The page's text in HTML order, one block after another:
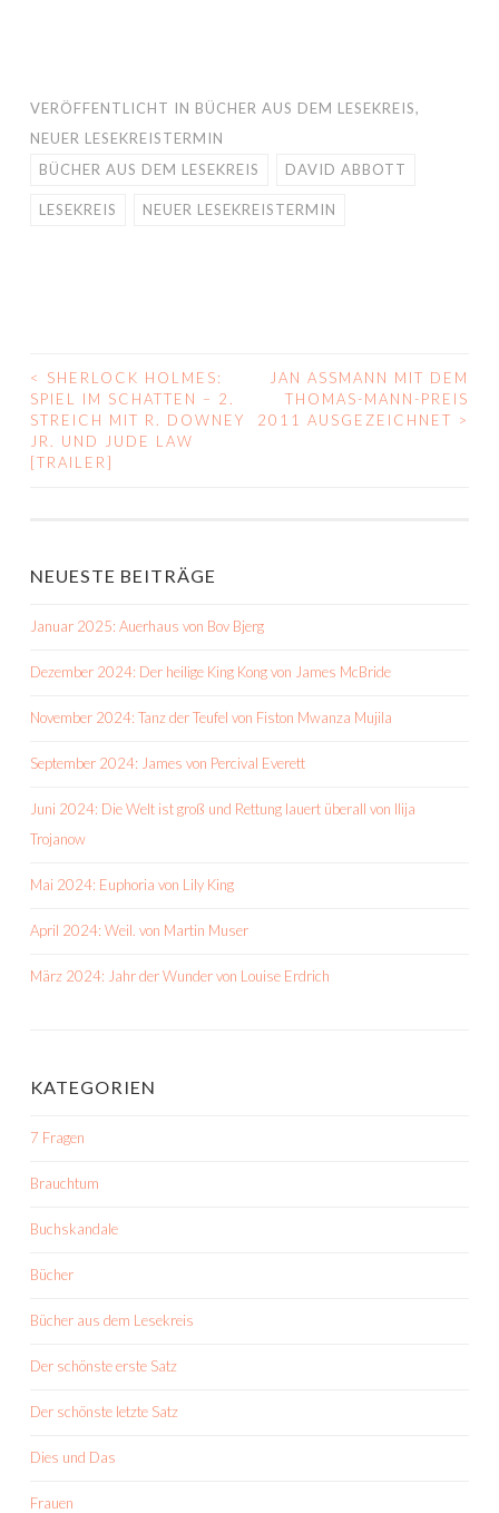
VERÖFFENTLICHT IN BÜCHER AUS DEM LESEKREIS,
NEUER LESEKREISTERMIN
BÜCHER AUS DEM LESEKREIS
DAVID ABBOTT
LESEKREIS NEUER LESEKREISTERMIN
BEITRAGS-
NAVIGATION
<
SHERLOCK HOLMES:
SPIEL IM SCHATTEN – 2.
STREICH MIT R. DOWNEY
JR. UND JUDE LAW
[TRAILER]
JAN ASSMANN MIT DEM
THOMAS-MANN-PREIS
2011 AUSGEZEICHNET >
NEUESTE BEITRÄGE
Januar 2025: Auerhaus von Bov Bjerg
Dezember 2024: Der heilige King Kong von James McBride
November 2024: Tanz der Teufel von Fiston Mwanza Mujila
September 2024: James von Percival Everett
Juni 2024: Die Welt ist groß und Rettung lauert überall von Ilija
Trojanow
Mai 2024: Euphoria von Lily King
April 2024: Weil. von Martin Muser
März 2024: Jahr der Wunder von Louise Erdrich
KATEGORIEN
7 Fragen
Brauchtum
Buchskandale
Bücher
Bücher aus dem Lesekreis
Der schönste erste Satz
Der schönste letzte Satz
Dies und Das
Frauen